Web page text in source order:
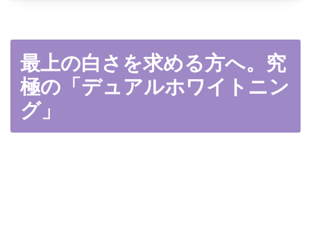
最上の白さを求める方へ。究
極の「デュアルホワイトニン
グ」